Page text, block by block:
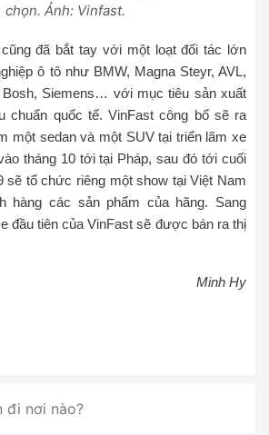
chọn. Ảnh: Vinfast.
đã bắt tay với một loạt đối tác lớn
ô tô như BMW, Magna Steyr, AVL,
Bosh, Siemens… với mục tiêu sản xuất
chuẩn quốc tế. VinFast công bố sẽ ra
một sedan và một SUV tại triển lãm xe
tháng 10 tới tại Pháp, sau đó tới cuối
sẽ tổ chức riêng một show tại Việt Nam
hàng các sản phẩm của hãng. Sang
đầu tiên của VinFast sẽ được bán ra thị
Minh Hy